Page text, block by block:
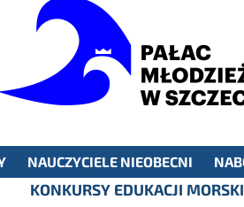
NAUCZYCIELE NIEOBECNI
KONKURSY EDUKACJI